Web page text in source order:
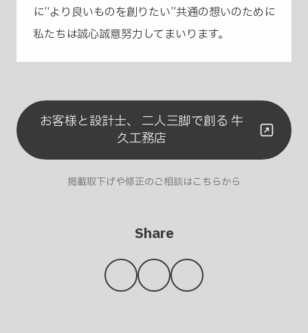
に“より良いものを創りたい”共通の想いのために
私たちは誠心誠意努力してまいります。
お客様と設計士、 二人三脚で創る 牛
久工務店
掲載取下げや修正のご相談はこちらから
Share